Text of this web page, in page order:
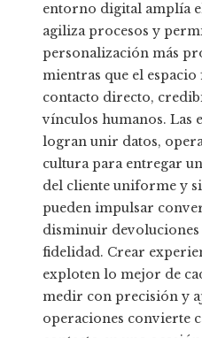
entorno digital amplía
agiliza procesos y
personalización más
mientras que el
contacto directo,
vínculos humanos. Las
logran unir datos,
cultura para entregar
del cliente uniforme y
pueden impulsar
disminuir
fidelidad. Crear
exploten lo mejor de
medir con precisión y
operaciones convierte